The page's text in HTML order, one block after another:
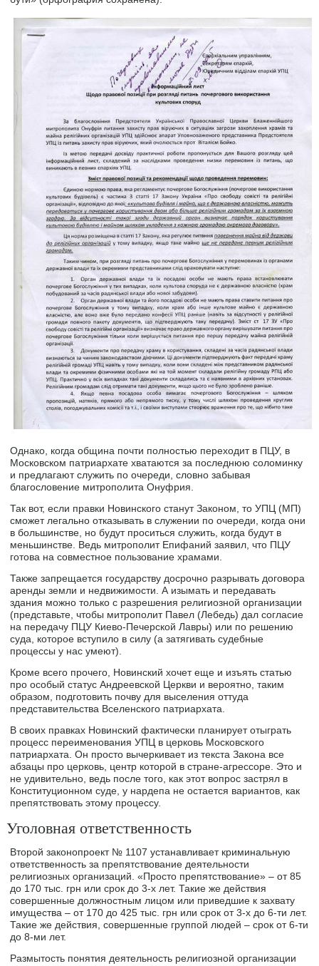
Однако, когда община почти полностью переходит в ПЦУ, в
Московском патриархате хватаются за последнюю соломинку
и предлагают служить по очереди, словно забывая
благословение митрополита Онуфрия.
Так вот, если правки Новинского станут Законом, то УПЦ (МП)
сможет легально отказывать в служении по очереди, когда они
в большинстве, но будут проситься служить, когда будут в
меньшинстве. Ведь митрополит Епифаний заявил, что ПЦУ
готова на совместное пользование храмами.
Также запрещается государству досрочно разрывать договора
аренды земли и недвижимости. А изымать и передавать
здания можно только с разрешения религиозной организации
(представьте, чтобы митрополит Павел (Лебедь) дал согласие
на передачу ПЦУ Киево-Печерской Лавры) или по решению
суда, которое вступило в силу (а затягивать судебные
процессы у нас умеют).
Кроме всего прочего, Новинский хочет еще и изъять статью
про особый статус Андреевской Церкви и вероятно, таким
образом, подготовить почву для выселения оттуда
представительства Вселенского патриархата.
В своих правках Новинский фактически планирует отыграть
процесс переименования УПЦ в церковь Московского
патриархата. Он просто вычеркивает из текста Закона все
абзацы про церковь, центр которой в стране-агрессоре. Это и
не удивительно, ведь после того, как этот вопрос застрял в
Конституционном суде, у нардепа не остается вариантов, как
препятствовать этому процессу.
Уголовная ответственность
Второй законопроект № 1107 устанавливает криминальную
ответственность за препятствование деятельности
религиозных организаций. «Просто препятствование» ‒ от 85
до 170 тыс. грн или срок до 3-х лет. Такие же действия
совершенные должностным лицом или приведшие к захвату
имущества – от 170 до 425 тыс. грн или срок от 3-х до 6-ти лет.
Такие же действия, совершенные группой людей – срок от 6-ти
до 8-ми лет.
Размытость понятия деятельность религиозной организации